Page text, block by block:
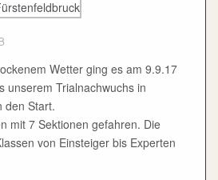
Wetter ging es am 9.9.17
unserem Trialnachwuchs in
den Start.
mit 7 Sektionen gefahren. Die
von Einsteiger bis Experten